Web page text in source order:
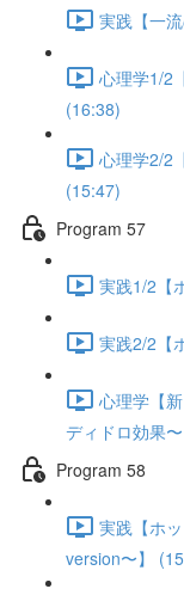
実践【一
心理学1/2
(16:38)
心理学2/2
(15:47)
Program 57
実践1/2【
実践2/2【
心理学【
ディドロ効果
Program 58
実践【ホ
version〜】